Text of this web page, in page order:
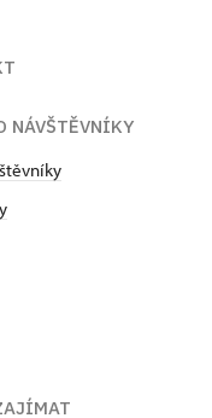
NÁVŠTĚVNÍKY